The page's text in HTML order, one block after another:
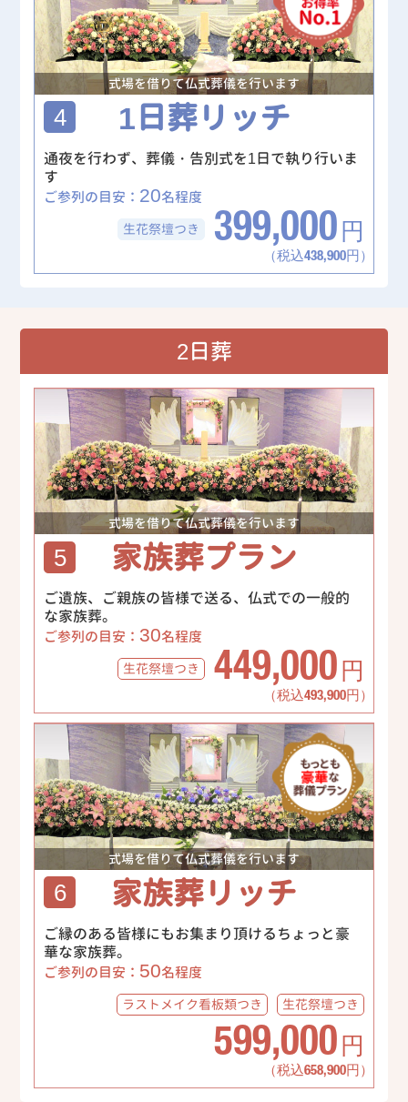
式場を借りて仏式葬儀を行います
4 1日葬リッチ
通夜を行わず、葬儀・告別式を1日で執り行いま
す
ご参列の目安： 20名程度
生花祭壇つき 399,000 円
（税込438,900円）
2日葬
式場を借りて仏式葬儀を行います
5 家族葬プラン
ご遺族、ご親族の皆様で送る、仏式での一般的
な家族葬。
ご参列の目安： 30名程度
生花祭壇つき 449,000 円
（税込493,900円）
式場を借りて仏式葬儀を行います
6 家族葬リッチ
ご縁のある皆様にもお集まり頂けるちょっと豪
華な家族葬。
ご参列の目安： 50名程度
ラストメイク看板類つき 生花祭壇つき
599,000 円
（税込658,900円）